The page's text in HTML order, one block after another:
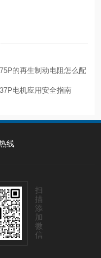
的再生制动电阻怎么配
电机应用安全指南
线
扫
描
添
加
微
信